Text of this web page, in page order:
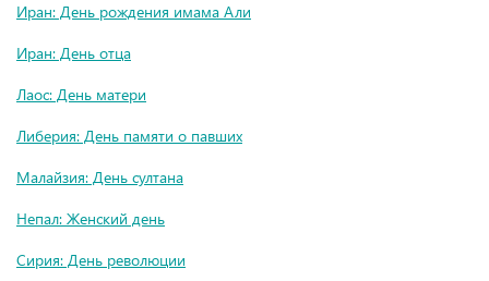
Иран: День рождения имама Али
Иран: День отца
Лаос: День матери
Либерия: День памяти о павших
Малайзия: День султана
Непал: Женский день
Сирия: День революции